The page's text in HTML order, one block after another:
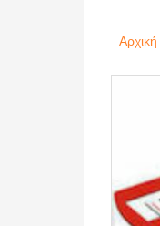
Αρχική